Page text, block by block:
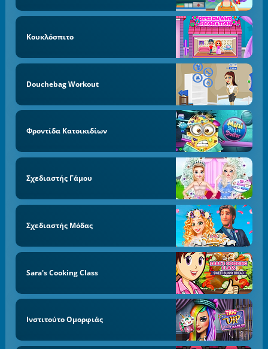
Κουκλόσπιτο
Douchebag Workout
Φροντίδα Κατοικιδίων
Σχεδιαστής Γάμου
Σχεδιαστής Μόδας
Sara's Cooking Class
Ινστιτούτο Ομορφιάς